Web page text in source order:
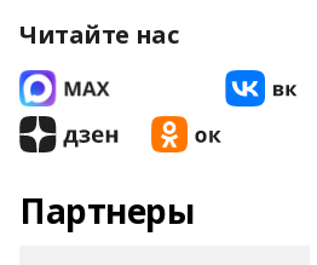
Читайте нас
Партнеры